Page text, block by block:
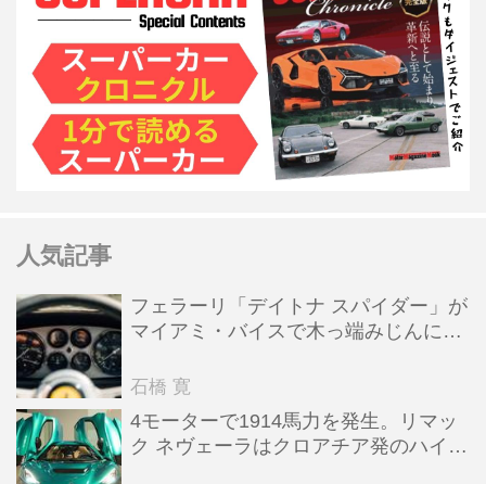
人気記事
フェラーリ「デイトナ スパイダー」が
マイアミ・バイスで木っ端みじんにな
石橋 寛
4モーターで1914馬力を発生。リマッ
ク ネヴェーラはクロアチア発のハイパ